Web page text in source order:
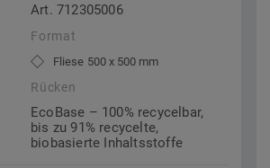
Art. 712305006
Format
Fliese 500 x 500 mm
Rücken
EcoBase – 100% recycelbar,
bis zu 91% recycelte,
biobasierte Inhaltsstoffe